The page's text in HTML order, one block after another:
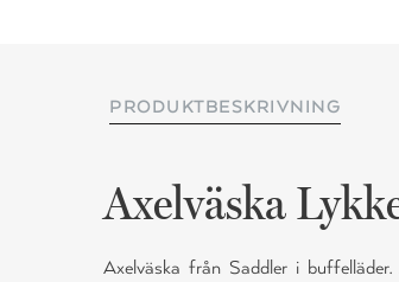
PRODUKTBESKRIVNING
Axelväska
Axelväska från Saddler i